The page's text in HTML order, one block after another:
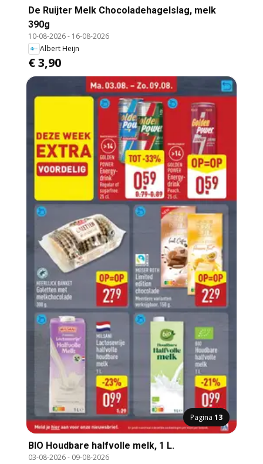
De Ruijter Melk Chocoladehagelslag, melk
390g
10-08-2026- 16-08-2026
Albert Heijn
€ 3,90
Pagina 13
BIO Houdbare halfvolle melk, 1 L.
03-08-2026- 09-08-2026